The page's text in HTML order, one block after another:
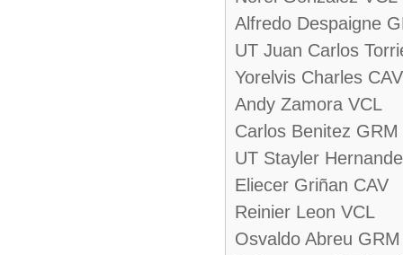
Alfredo Despaigne
UT Juan Carlos
Yorelvis Charles CAV
Andy Zamora VCL
Carlos Benitez
UT Stayler
Eliecer Griñan CAV
Reinier Leon VCL
Osvaldo Abreu GRM